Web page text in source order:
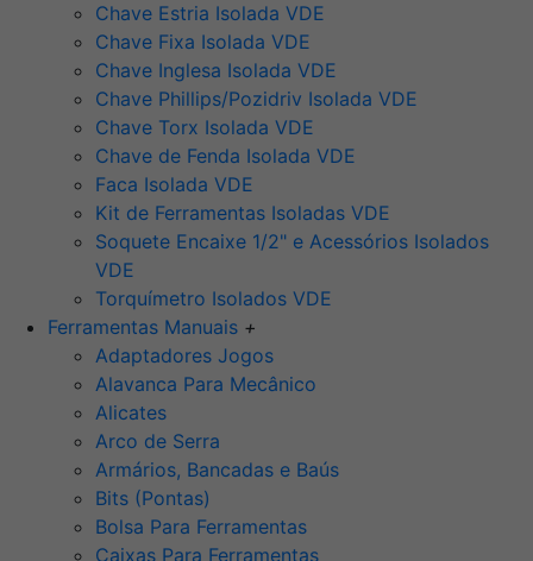
Chave Estria Isolada VDE
Chave Fixa Isolada VDE
Chave Inglesa Isolada VDE
Chave Phillips/Pozidriv Isolada VDE
Chave Torx Isolada VDE
Chave de Fenda Isolada VDE
Faca Isolada VDE
Kit de Ferramentas Isoladas VDE
Soquete Encaixe 1/2" e Acessórios Isolados
VDE
Torquímetro Isolados VDE
Ferramentas Manuais +
Adaptadores Jogos
Alavanca Para Mecânico
Alicates
Arco de Serra
Armários, Bancadas e Baús
Bits (Pontas)
Bolsa Para Ferramentas
Caixas Para Ferramentas